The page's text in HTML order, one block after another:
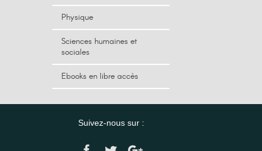
Physique
Sciences humaines et
sociales
Ebooks en libre accès
Suivez-nous sur :